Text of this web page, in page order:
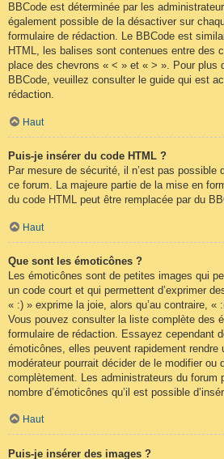
BBCode est déterminée par les
également possible de la désactiver sur
formulaire de rédaction. Le BBCode est
HTML, les balises sont contenues entre des
place des chevrons « < » et « > ». Pour plus
BBCode, veuillez consulter le guide qui est
rédaction.
Haut
Puis-je insérer du code HTML ?
Par mesure de sécurité, il n’est pas possible
ce forum. La majeure partie de la mise en
du code HTML peut être remplacée par du
Haut
Que sont les émoticônes ?
Les émoticônes sont de petites images qui
un code court et qui permettent d’exprimer
« :) » exprime la joie, alors qu’au contraire, «
Vous pouvez consulter la liste complète des
formulaire de rédaction. Essayez cependant
émoticônes, elles peuvent rapidement
modérateur pourrait décider de le modifier ou
complètement. Les administrateurs du forum
nombre d’émoticônes qu’il est possible
Haut
Puis-je insérer des images ?